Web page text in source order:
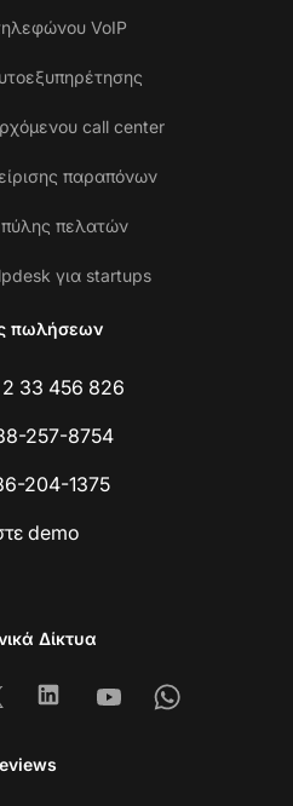
VoIP
call center
παραπόνων
πύλης πελατών
για startups
πωλήσεων
2 33 456 826
257-8754
204-1375
demo
Δίκτυα
LinkedinYoutubeWhatsapp